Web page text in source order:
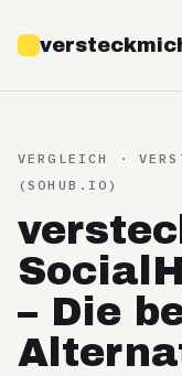
VERGLEICH ·
(SOHUB.IO)
– Die